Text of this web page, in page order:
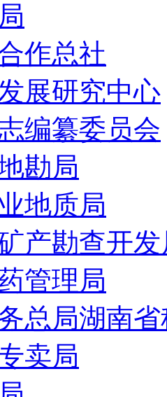
作总社
展研究中心
编纂委员会
勘局
地质局
产勘查开发
管理局
总局湖南
卖局